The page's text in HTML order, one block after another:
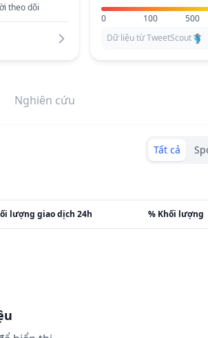
theo dõi
0 100 500
Dữ liệu từ TweetScout
Nghiên cứu
Exchanges
Tất cả
lượng giao dịch 24h % Khối lượng